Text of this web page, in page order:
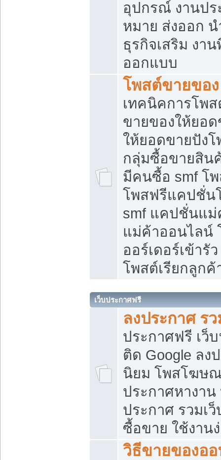
อุปกรณ์ งานป
หมาย ส่งออก น
ธุรกิจเสริม งา
ออกแบบ
โพสต์ขายของ
เทคนิคการโพ
ขายของให้ยอ
ให้ยอดขายปัง
กลุ่มซื้อขายสิน
มีคนซื้อ smf โ
โพสฟรีแคปชั่น
smf แคปชั่นแ
แม่ค้าออนไลน์
ออร์เดอร์เข้ารั
โพสต์เรียกลูกค้
เว็บประกาศฟรี
ลงประกาศ ร
ประกาศฟรี เว็
ติด Google ลง
นิยม โพสโฆษ
ประกาศหางาน
ประกาศ รวมเ
ซื้อขาย ใช้งาน
วิธีขายของอ